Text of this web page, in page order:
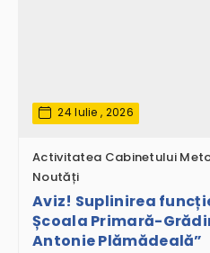
24 Iulie , 2026
Activitatea Cabinetului
Noutăți
Aviz! Suplinirea
Școala Primară-
Antonie Plămădeală”